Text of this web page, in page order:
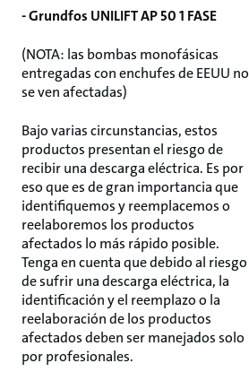
- Grundfos UNILIFT AP 50 1 FASE
(NOTA: las bombas monofásicas
entregadas con enchufes de EEUU no
se ven afectadas)
Bajo varias circunstancias, estos
productos presentan el riesgo de
recibir una descarga eléctrica. Es por
eso que es de gran importancia que
identifiquemos y reemplacemos o
reelaboremos los productos
afectados lo más rápido posible.
Tenga en cuenta que debido al riesgo
de sufrir una descarga eléctrica, la
identificación y el reemplazo o la
reelaboración de los productos
afectados deben ser manejados solo
por profesionales.